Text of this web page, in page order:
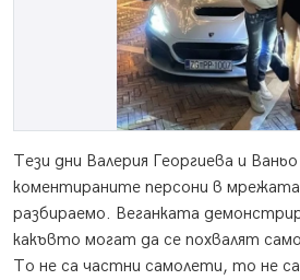
Тези дни Валерия Георгиева и
коментираните персони в
разбираемо. Веганката
какъвто могат да се похвалят
То не са частни самолети, то не